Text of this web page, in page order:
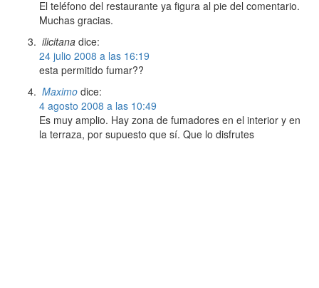
El teléfono del restaurante ya figura al pie del comentario.
Muchas gracias.
ilicitana dice:
24 julio 2008 a las 16:19
esta permitido fumar??
Maximo dice:
4 agosto 2008 a las 10:49
Es muy amplio. Hay zona de fumadores en el interior y en
la terraza, por supuesto que sí. Que lo disfrutes